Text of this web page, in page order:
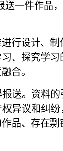
送一件作品
行设计、制
、探究学习
合。
送。资料的
异议和纠纷
品、存在剽